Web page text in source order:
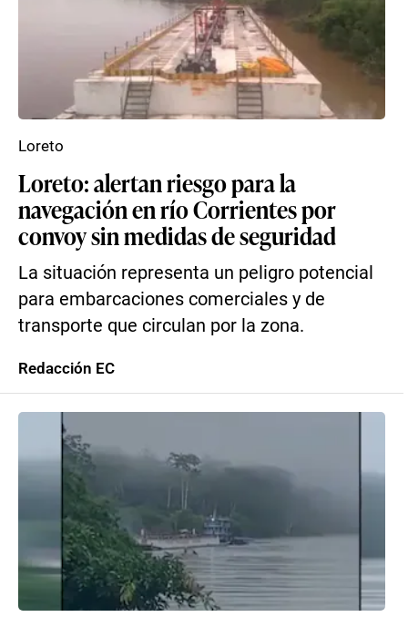
Loreto: alertan riesgo para la
navegación en río Corrientes por
convoy sin medidas de seguridad
La situación representa un peligro potencial
para embarcaciones comerciales y de
transporte que circulan por la zona.
Loreto
Redacción EC